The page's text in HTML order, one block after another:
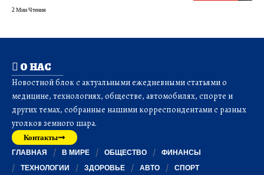
2 Мин Чтения
О НАС
Новостной блок с актуальными ежедневными статьями о
медицине, технологиях, обществе, автомобилях, спорте и
других темах, собранные нашими корреспондентами с разных
уголков земного шара.
Контакты
ГЛАВНАЯ В МИРЕ ОБЩЕСТВО
ФИНАНСЫ
ТЕХНОЛОГИИ
ЗДОРОВЬЕ АВТО СПОРТ